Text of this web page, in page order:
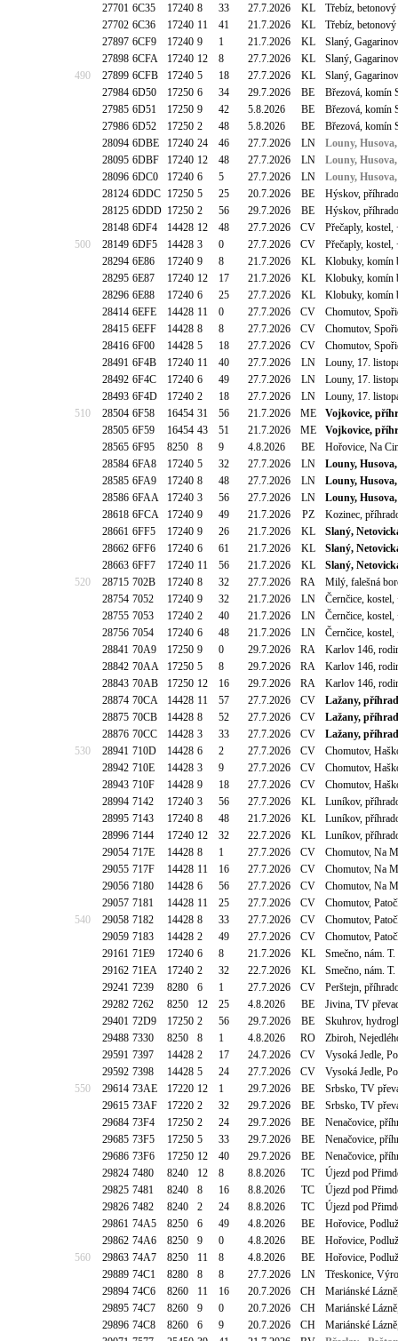
27701 6C35 17240 8 33 27.7.2026 KL
Třebíz,
27702 6C36 17240 11 41 21.7.2026 KL
Třebíz,
27897 6CF9 17240 9 1 21.7.2026 KL
Slaný,
27898 6CFA 17240 12 8 27.7.2026 KL
Slaný,
490
27899 6CFB 17240 5 18 27.7.2026 KL
Slaný,
27984 6D50 17250 6 34 29.7.2026 BE
Březová, komín
27985 6D51 17250 9 42 5.8.2026 BE
Březová, komín
27986 6D52 17250 2 48 5.8.2026 BE
Březová, komín
28094 6DBE 17240 24 46 27.7.2026 LN
Louny,
28095 6DBF 17240 12 48 27.7.2026 LN
Louny,
28096 6DC0 17240 6 5 27.7.2026 LN
Louny,
28124 6DDC 17250 5 25 20.7.2026 BE
Hýskov,
28125 6DDD 17250 2 56 29.7.2026 BE
Hýskov,
28148 6DF4 14428 12 48 27.7.2026 CV
Přečaply, kostel,
500
28149 6DF5 14428 3 0 27.7.2026 CV
Přečaply, kostel,
28294 6E86 17240 9 8 21.7.2026 KL
Klobuky, komín
28295 6E87 17240 12 17 21.7.2026 KL
Klobuky, komín
28296 6E88 17240 6 25 27.7.2026 KL
Klobuky, komín
28414 6EFE 14428 11 0 27.7.2026 CV
Chomutov,
28415 6EFF 14428 8 8 27.7.2026 CV
Chomutov,
28416 6F00 14428 5 18 27.7.2026 CV
Chomutov,
28491 6F4B 17240 11 40 27.7.2026 LN
Louny, 17.
28492 6F4C 17240 6 49 27.7.2026 LN
Louny, 17.
28493 6F4D 17240 2 18 27.7.2026 LN
Louny, 17.
510
28504 6F58 16454 31 56 21.7.2026 ME
Vojkovice,
28505 6F59 16454 43 51 21.7.2026 ME
Vojkovice,
28565 6F95 8250 8 9 4.8.2026 BE
Hořovice, Na
28584 6FA8 17240 5 32 27.7.2026 LN
Louny,
28585 6FA9 17240 8 48 27.7.2026 LN
Louny,
28586 6FAA 17240 3 56 27.7.2026 LN
Louny,
28618 6FCA 17240 9 49 21.7.2026 PZ
Kozinec,
28661 6FF5 17240 9 26 21.7.2026 KL
Slaný,
28662 6FF6 17240 6 61 21.7.2026 KL
Slaný,
28663 6FF7 17240 11 56 21.7.2026 KL
Slaný,
520
28715 702B 17240 8 32 27.7.2026 RA
Milý, falešná
28754 7052 17240 9 32 21.7.2026 LN
Černčice, kostel,
28755 7053 17240 2 40 21.7.2026 LN
Černčice, kostel,
28756 7054 17240 6 48 21.7.2026 LN
Černčice, kostel,
28841 70A9 17250 9 0 29.7.2026 RA
Karlov 146,
28842 70AA 17250 5 8 29.7.2026 RA
Karlov 146,
28843 70AB 17250 12 16 29.7.2026 RA
Karlov 146,
28874 70CA 14428 11 57 27.7.2026 CV
Lažany,
28875 70CB 14428 8 52 27.7.2026 CV
Lažany,
28876 70CC 14428 3 33 27.7.2026 CV
Lažany,
530
28941 710D 14428 6 2 27.7.2026 CV
Chomutov,
28942 710E 14428 3 9 27.7.2026 CV
Chomutov,
28943 710F 14428 9 18 27.7.2026 CV
Chomutov,
28994 7142 17240 3 56 27.7.2026 KL
Luníkov,
28995 7143 17240 8 48 21.7.2026 KL
Luníkov,
28996 7144 17240 12 32 22.7.2026 KL
Luníkov,
29054 717E 14428 8 1 27.7.2026 CV
Chomutov, Na
29055 717F 14428 11 16 27.7.2026 CV
Chomutov, Na
29056 7180 14428 6 56 27.7.2026 CV
Chomutov, Na
29057 7181 14428 11 25 27.7.2026 CV
Chomutov,
540
29058 7182 14428 8 33 27.7.2026 CV
Chomutov,
29059 7183 14428 2 49 27.7.2026 CV
Chomutov,
29161 71E9 17240 6 8 21.7.2026 KL
Smečno, nám.
29162 71EA 17240 2 32 22.7.2026 KL
Smečno, nám.
29241 7239 8280 6 1 27.7.2026 CV
Perštejn,
29282 7262 8250 12 25 4.8.2026 BE
Jivina, TV
29401 72D9 17250 2 56 29.7.2026 BE
Skuhrov,
29488 7330 8250 8 1 4.8.2026 RO
Zbiroh,
29591 7397 14428 2 17 24.7.2026 CV
Vysoká Jedle,
29592 7398 14428 5 24 27.7.2026 CV
Vysoká Jedle,
550
29614 73AE 17220 12 1 29.7.2026 BE
Srbsko, TV
29615 73AF 17220 2 32 29.7.2026 BE
Srbsko, TV
29684 73F4 17250 2 24 29.7.2026 BE
Nenačovice,
29685 73F5 17250 5 33 29.7.2026 BE
Nenačovice,
29686 73F6 17250 12 40 29.7.2026 BE
Nenačovice,
29824 7480 8240 12 8 8.8.2026 TC
Újezd pod
29825 7481 8240 8 16 8.8.2026 TC
Újezd pod
29826 7482 8240 2 24 8.8.2026 TC
Újezd pod
29861 74A5 8250 6 49 4.8.2026 BE
Hořovice,
29862 74A6 8250 9 0 4.8.2026 BE
Hořovice,
560
29863 74A7 8250 11 8 4.8.2026 BE
Hořovice,
29889 74C1 8280 8 8 27.7.2026 LN
Třeskonice,
29894 74C6 8260 11 16 20.7.2026 CH
Mariánské
29895 74C7 8260 9 0 20.7.2026 CH
Mariánské
29896 74C8 8260 6 9 20.7.2026 CH
Mariánské